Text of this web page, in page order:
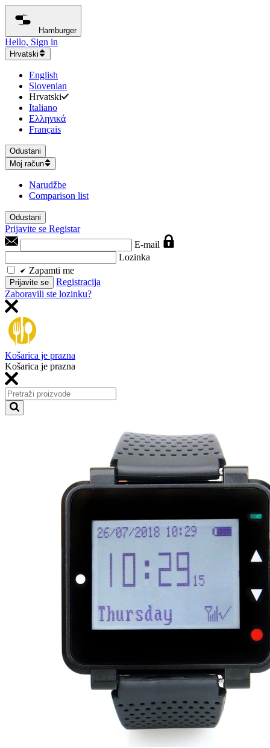
Hamburger
Hello, Sign in
Hrvatski
English
Slovenian
Hrvatski
Italiano
Ελληνικά
Français
Odustani
Moj račun
Narudžbe
Comparison list
Odustani
Prijavite se Registar
E-mail
Lozinka
Zapamti me
Prijavite se
Registracija
Zaboravili ste lozinku?
Košarica je prazna
Košarica je prazna